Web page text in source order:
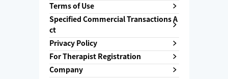
Terms of Use
Specified Commercial Transactions A
ct
Privacy Policy
For Therapist Registration
Company